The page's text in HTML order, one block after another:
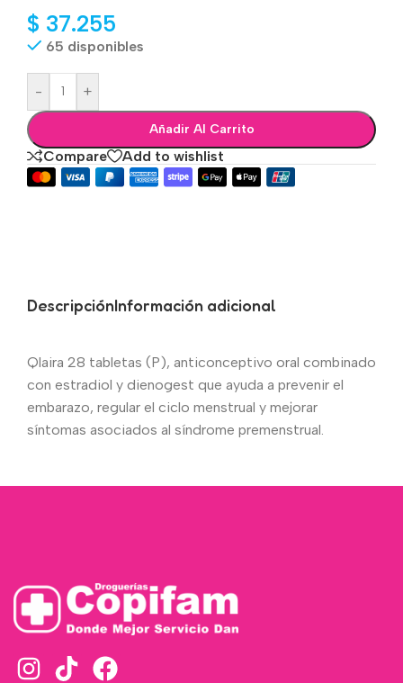
$ 37.255
65 disponibles
- +
Añadir Al Carrito
Compare Add to wishlist
DescripciónInformación adicional
Qlaira 28 tabletas (P), anticonceptivo oral combinado
con estradiol y dienogest que ayuda a prevenir el
embarazo, regular el ciclo menstrual y mejorar
síntomas asociados al síndrome premenstrual.